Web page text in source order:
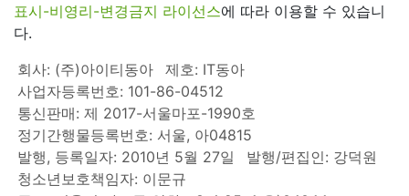
표시-비영리-변경금지 라이선스에 따라 이용할 수 있습니
다.
회사: (주)아이티동아
제호: IT동아
사업자등록번호: 101-86-04512
통신판매: 제 2017-서울마포-1990호
정기간행물등록번호: 서울, 아04815
발행, 등록일자: 2010년 5월 27일
발행/편집인: 강덕원
청소년보호책임자: 이문규